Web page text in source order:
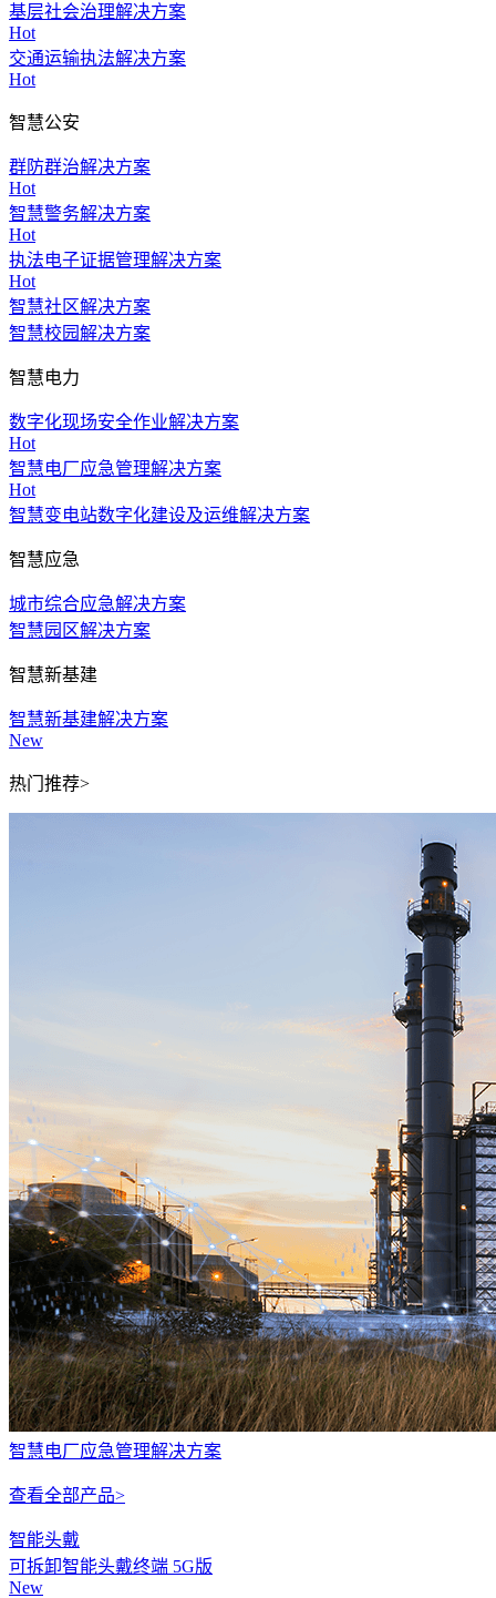
基层社会治理解决方案
Hot
交通运输执法解决方案
Hot
智慧公安
群防群治解决方案
Hot
智慧警务解决方案
Hot
执法电子证据管理解决方案
Hot
智慧社区解决方案
智慧校园解决方案
智慧电力
数字化现场安全作业解决方案
Hot
智慧电厂应急管理解决方案
Hot
智慧变电站数字化建设及运维解决方案
智慧应急
城市综合应急解决方案
智慧园区解决方案
智慧新基建
智慧新基建解决方案
New
热门推荐>
智慧电厂应急管理解决方案
查看全部产品>
智能头戴
可拆卸智能头戴终端 5G版
New